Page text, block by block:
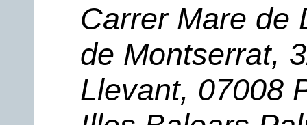
Carrer Mare de
de Montserrat,
Llevant, 07008